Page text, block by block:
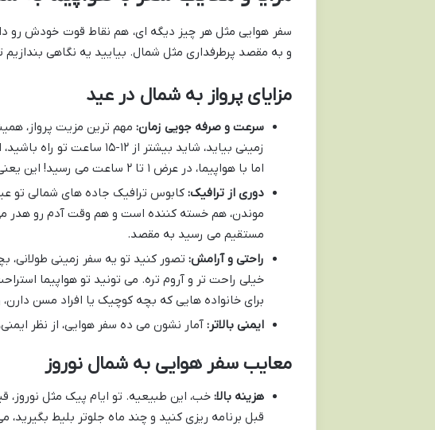
سفر هوایی مثل هر چیز دیگه ای، هم نقاط قوت خودش رو
و به مقصد پرطرفداری مثل شمال. بیایید یه نگاهی بندازیم
مزایای پرواز به شمال در عید
سرعت و صرفه جویی زمان: مهم ترین مزیت پرواز،
زمینی بیاید، شاید بیشتر از
اما با هواپیما، در عرض ۱ تا ۲ ساعت می رسید! این یعنی فرصت بیشتر برای گشت و گذار و استراحت.
دوری از ترافیک: کابوس ترافیک جاده های شمالی تو
موندن، هم خسته کننده است و هم وقت آدم رو هدر
مستقیم می رسید به مقصد.
راحتی و آرامش: تصور کنید تو یه سفر زمینی
خیلی راحت تر و آروم تره. می تونید تو هواپیما
برای خانواده هایی که بچه کوچیک یا افراد مسن دارن،
ایمنی بالاتر: آمار نشون می ده سفر هوایی، از نظر
معایب سفر هوایی به شمال نوروز
هزینه بالا: خب، این طبیعیه. تو ایام پیک مثل نوروز،
قبل برنامه ریزی کنید و چند ماه جلوتر بلیط